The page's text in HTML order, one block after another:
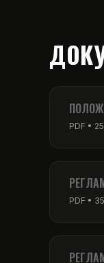
PDF •
PDF •